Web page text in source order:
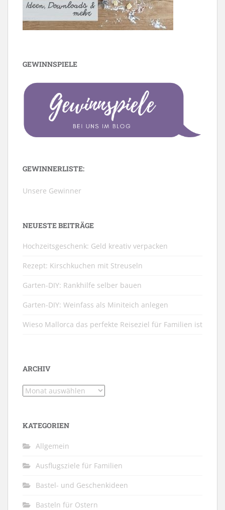
GEWINNSPIELE
GEWINNERLISTE:
Unsere Gewinner
NEUESTE BEITRÄGE
Hochzeitsgeschenk: Geld kreativ verpacken
Rezept: Kirschkuchen mit Streuseln
Garten-DIY: Rankhilfe selber bauen
Garten-DIY: Weinfass als Miniteich anlegen
Wieso Mallorca das perfekte Reiseziel für Familien ist
ARCHIV
Archiv
KATEGORIEN
Allgemein
Ausflugsziele für Familien
Bastel- und Geschenkideen
Basteln für Ostern